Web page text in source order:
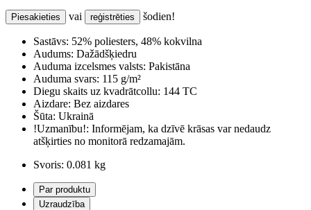
Piesakieties vai reģistrēties šodien!
Sastāvs: 52% poliesters, 48% kokvilna
Audums: Dažādšķiedru
Auduma izcelsmes valsts: Pakistāna
Auduma svars: 115 g/m²
Diegu skaits uz kvadrātcollu: 144 TC
Aizdare: Bez aizdares
Šūta: Ukrainā
!Uzmanību!: Informējam, ka dzīvē krāsas var nedaudz
atšķirties no monitorā redzamajām.
Svoris: 0.081 kg
Par produktu
Uzraudzība